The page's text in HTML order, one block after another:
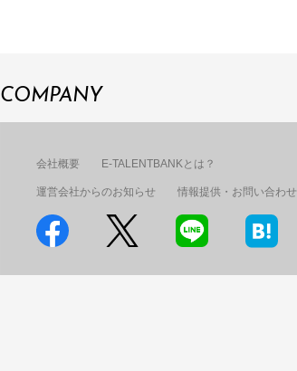
COMPANY
会社概要 E-TALENTBANKとは？
運営会社からのお知らせ 情報提供・お問い合わせ